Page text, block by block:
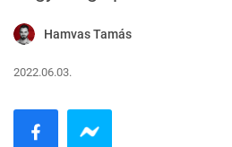
Hamvas Tamás
2022.06.03.